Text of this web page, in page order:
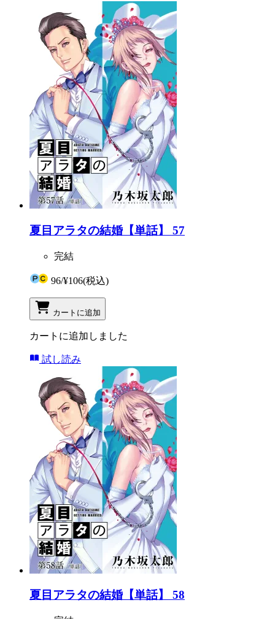
夏目アラタの結婚【単話】 57
完結
96/¥106(税込)
カートに追加
カートに追加しました
試し読み
夏目アラタの結婚【単話】 58